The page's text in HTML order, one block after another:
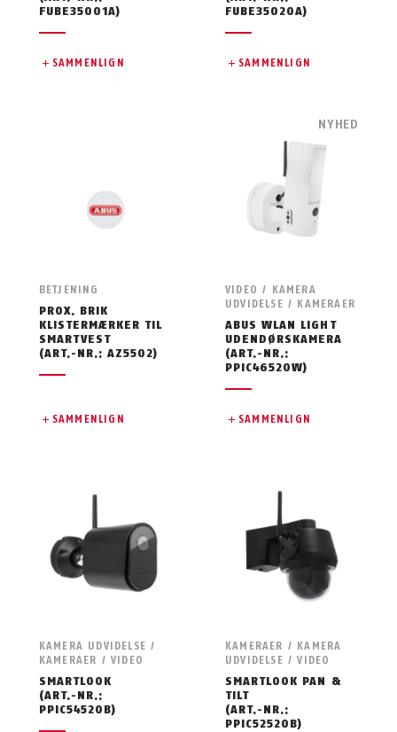
FUBE35001A)
SAMMENLIGN
FUBE35020A)
SAMMENLIGN
BETJENING
PROX. BRIK
KLISTERMÆRKER TIL
SMARTVEST
(ART.-NR.: AZ5502)
SAMMENLIGN
VIDEO / KAMERA
UDVIDELSE / KAMERAER
ABUS WLAN LIGHT
UDENDØRSKAMERA
(ART.-NR.:
PPIC46520W)
SAMMENLIGN
NYHED
KAMERA UDVIDELSE /
KAMERAER / VIDEO
SMARTLOOK
(ART.-NR.:
PPIC54520B)
KAMERAER / KAMERA
UDVIDELSE / VIDEO
SMARTLOOK PAN &
TILT
(ART.-NR.:
PPIC52520B)